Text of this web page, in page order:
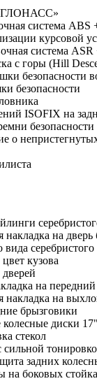
ГЛОНАСС»
система
курсовой
система
с горы (Hill
безопасности
безопасности
ISOFIX на
о
накладка на
вида серебристого
кузова
на
накладка на
брызговики
диски
стекол
сильной
задних
на боковых